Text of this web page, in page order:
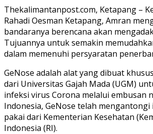
Thekalimantanpost.com, Ketapang –
Rahadi Oesman Ketapang, Amran
bandaranya berencana akan
Tujuannya untuk semakin
dalam memenuhi persyaratan
GeNose adalah alat yang dibuat
dari Universitas Gajah Mada (UGM)
infeksi virus Corona melalui embusan
Indonesia, GeNose telah mengantongi
pakai dari Kementerian Kesehatan
Indonesia (RI).